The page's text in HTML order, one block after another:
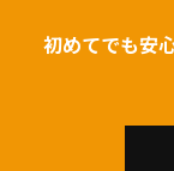
初めてでも安